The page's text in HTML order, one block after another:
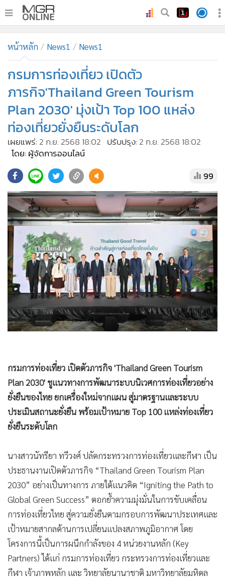
ทันเหตุการณ์
• ภาคใต้
ภูมิภาค
• บันเทิง
• ผู้จัดการรายวัน
• คอลัมนิสต์
• CbizReview
• Cyber BIZ
• ผู้จัดกวน
• Good health & Well-being
Green Innovation & SD
• Management & HR
• MGR Live
• Infographic
การเมือง
• ท่องเที่ยว
• Special Scoop
• เศรษฐกิจ-ธุรกิจ
• จีน
• ชุมชน-คุณภาพชีวิต
• อาชญากรรม
• เกม
• วิทยาศาสตร์
• SMEs
อินโดจีน
•
กองทุนรวม
• Celeb Online
• Factcheck
หน้าหลัก News1 News1
กรมการท่องเที่ยว เปิดตัว
ภารกิจ'Thailand Green Tourism
Plan 2030' มุ่งเป้า Top 100 แหล่ง
ท่องเที่ยวยั่งยืนระดับโลก
เผยแพร่: 2 ก.ย. 2568 18:02 ปรับปรุง: 2 ก.ย. 2568 18:02
โดย: ผู้จัดการออนไลน์
99
กรมการท่องเที่ยว เปิดตัวภารกิจ 'Thailand Green Tourism
Plan 2030' ชูแนวทางการพัฒนาระบบนิเวศการท่องเที่ยวอย่าง
ยั่งยืนของไทย ยกเครื่องใหม่จากแผน สู่มาตรฐานและระบบ
ประเมินสถานะยั่งยืน พร้อมเป้าหมาย Top 100 แหล่งท่องเที่ยว
ยั่งยืนระดับโลก
นางสาวนัทรียา ทวีวงศ์ ปลัดกระทรวงการท่องเที่ยวและกีฬา เป็น
ประธานงานเปิดตัวภารกิจ “Thailand Green Tourism Plan
2030” อย่างเป็นทางการ ภายใต้แนวคิด “Igniting the Path to
Global Green Success” ตอกย้ำความมุ่งมั่นในการขับเคลื่อน
การท่องเที่ยวไทย สู่ความยั่งยืนตามกรอบการพัฒนาประเทศและ
เป้าหมายสากลด้านการเปลี่ยนแปลงสภาพภูมิอากาศ โดย
โครงการนี้เป็นการผนึกกำลังของ 4 หน่วยงานหลัก (Key
Partners) ได้แก่ กรมการท่องเที่ยว กระทรวงการท่องเที่ยวและ
กีฬา เจ้าภาพหลัก และ วิทยาลัยนานาชาติ มหาวิทยาลัยมหิดล